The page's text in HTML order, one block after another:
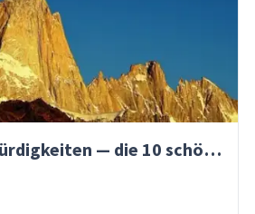
Peru Sehenswürdigkeiten — die 10 schönsten Orte